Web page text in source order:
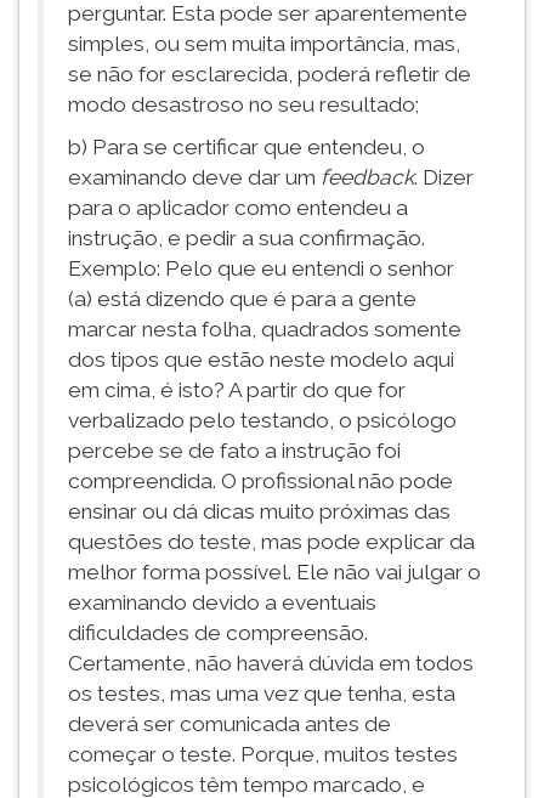
perguntar. Esta pode ser aparentemente
simples, ou sem muita importância, mas,
se não for esclarecida, poderá refletir de
modo desastroso no seu resultado;
b) Para se certificar que entendeu, o
examinando deve dar um feedback. Dizer
para o aplicador como entendeu a
instrução, e pedir a sua confirmação.
Exemplo: Pelo que eu entendi o senhor
(a) está dizendo que é para a gente
marcar nesta folha, quadrados somente
dos tipos que estão neste modelo aqui
em cima, é isto? A partir do que for
verbalizado pelo testando, o psicólogo
percebe se de fato a instrução foi
compreendida. O profissional não pode
ensinar ou dá dicas muito próximas das
questões do teste, mas pode explicar da
melhor forma possível. Ele não vai julgar o
examinando devido a eventuais
dificuldades de compreensão.
Certamente, não haverá dúvida em todos
os testes, mas uma vez que tenha, esta
deverá ser comunicada antes de
começar o teste. Porque, muitos testes
psicológicos têm tempo marcado, e